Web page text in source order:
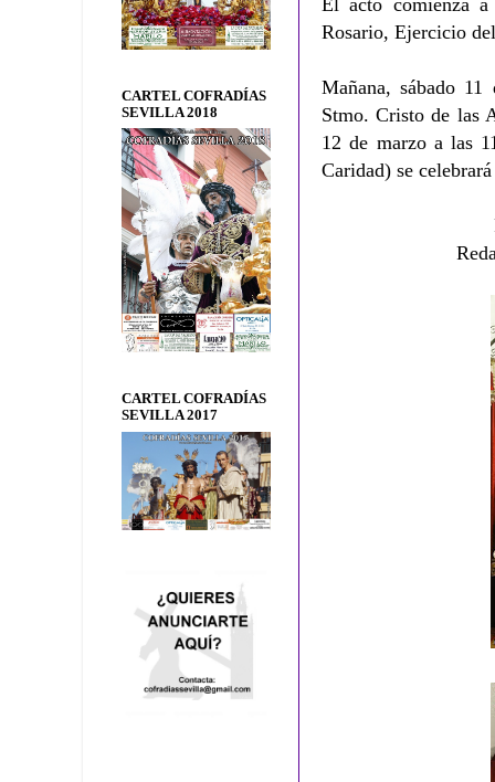
El acto comienza
Rosario, Ejercicio
Mañana, sábado
Stmo. Cristo de las
12 de marzo a las
Caridad) se
CARTEL COFRADÍAS
SEVILLA 2018
CARTEL COFRADÍAS
SEVILLA 2017